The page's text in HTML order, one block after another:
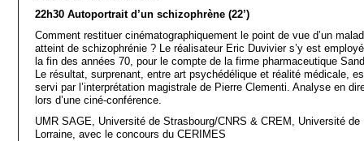
22h30 Autoportrait d’un schizophrène (22’)
Comment restituer cinématographiquement le point de vue d’un
atteint de schizophrénie ? Le réalisateur Eric Duvivier s’y est
la fin des années 70, pour le compte de la firme pharmaceutique
Le résultat, surprenant, entre art psychédélique et réalité médicale,
servi par l’interprétation magistrale de Pierre Clementi. Analyse en
lors d’une ciné-conférence.
UMR SAGE, Université de Strasbourg/CNRS & CREM, Université de
Lorraine, avec le concours du CERIMES